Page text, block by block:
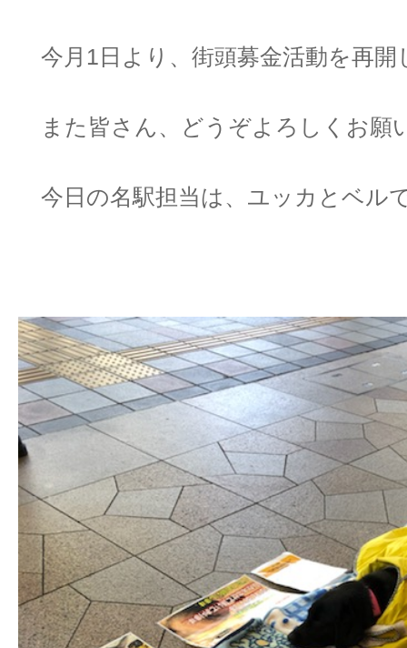
今月1日より、街頭募金活動を再開
また皆さん、どうぞよろしくお
今日の名駅担当は、ユッカとベル